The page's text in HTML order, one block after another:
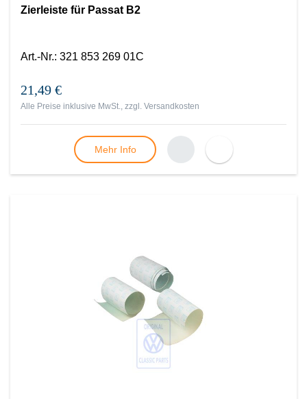
Zierleiste für Passat B2
Art.-Nr.: 321 853 269 01C
21,49 €
Alle Preise inklusive MwSt., zzgl. Versandkosten
Mehr Info